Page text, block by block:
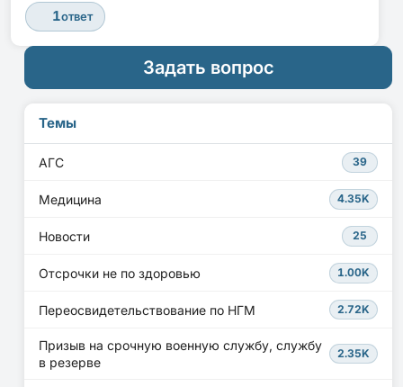
1ответ
Задать вопрос
Темы
АГС 39
Медицина 4.35K
Новости 25
Отсрочки не по здоровью 1.00K
Переосвидетельствование по НГМ 2.72K
Призыв на срочную военную службу, службу
в резерве
2.35K